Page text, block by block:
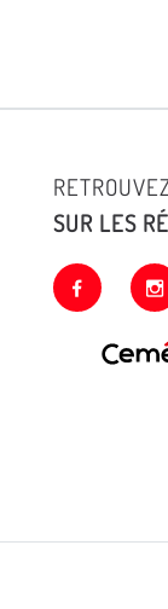
SUR LES
facebook